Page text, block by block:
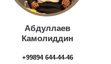
Абдуллаев
Камолиддин
+99894 644-44-46